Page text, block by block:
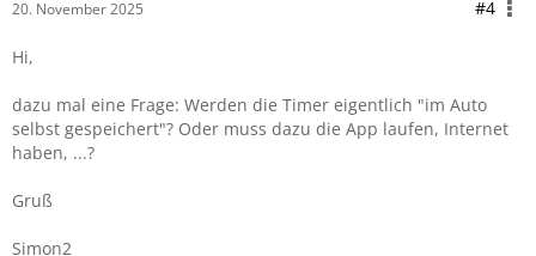
20. November 2025 #4
Hi,
dazu mal eine Frage: Werden die Timer eigentlich "im Auto
selbst gespeichert"? Oder muss dazu die App laufen, Internet
haben, ...?
Gruß
Simon2